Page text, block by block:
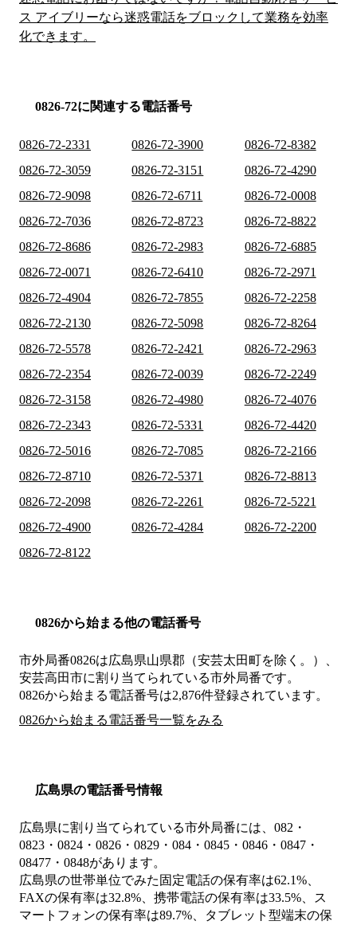
ス アイブリーなら迷惑電話をブロックして業務を効率
化できます。
0826-72に関連する電話番号
0826-72-2331 0826-72-3900
0826-72-8382
0826-72-3059
0826-72-3151
0826-72-4290
0826-72-9098
0826-72-6711
0826-72-0008
0826-72-7036
0826-72-8723
0826-72-8822
0826-72-8686
0826-72-2983
0826-72-6885
0826-72-0071
0826-72-6410
0826-72-2971
0826-72-4904
0826-72-7855
0826-72-2258
0826-72-2130
0826-72-5098
0826-72-8264
0826-72-5578
0826-72-2421
0826-72-2963
0826-72-2354
0826-72-0039
0826-72-2249
0826-72-3158
0826-72-4980
0826-72-4076
0826-72-2343
0826-72-5331
0826-72-4420
0826-72-5016
0826-72-7085
0826-72-2166
0826-72-8710
0826-72-5371
0826-72-8813
0826-72-2098
0826-72-2261
0826-72-5221
0826-72-4900
0826-72-4284
0826-72-2200
0826-72-8122
0826から始まる他の電話番号
市外局番0826は広島県山県郡（安芸太田町を除く。）、
安芸高田市に割り当てられている市外局番です。
0826から始まる電話番号は2,876件登録されています。
0826から始まる電話番号一覧をみる
広島県の電話番号情報
広島県に割り当てられている市外局番には、082・
0823・0824・0826・0829・084・0845・0846・0847・
08477・0848があります。
広島県の世帯単位でみた固定電話の保有率は62.1%、
FAXの保有率は32.8%、携帯電話の保有率は33.5%、ス
マートフォンの保有率は89.7%、タブレット型端末の保